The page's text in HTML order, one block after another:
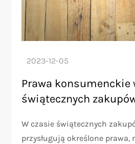
Prawa konsumenckie
świątecznych
W czasie świątecznych
przysługują określone prawa,